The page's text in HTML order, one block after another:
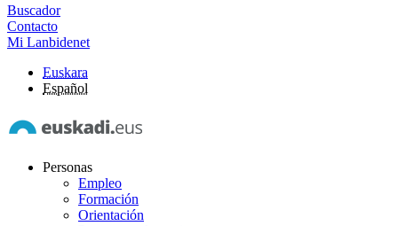
Buscador
Contacto
Mi Lanbidenet
Euskara
Español
Personas
Empleo
Formación
Orientación